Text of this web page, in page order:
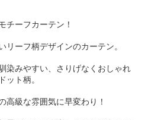
チーフカーテン！
リーフ柄デザインのカーテン。
染みやすい、さりげなくおしゃれ
ット柄。
高級な雰囲気に早変わり！